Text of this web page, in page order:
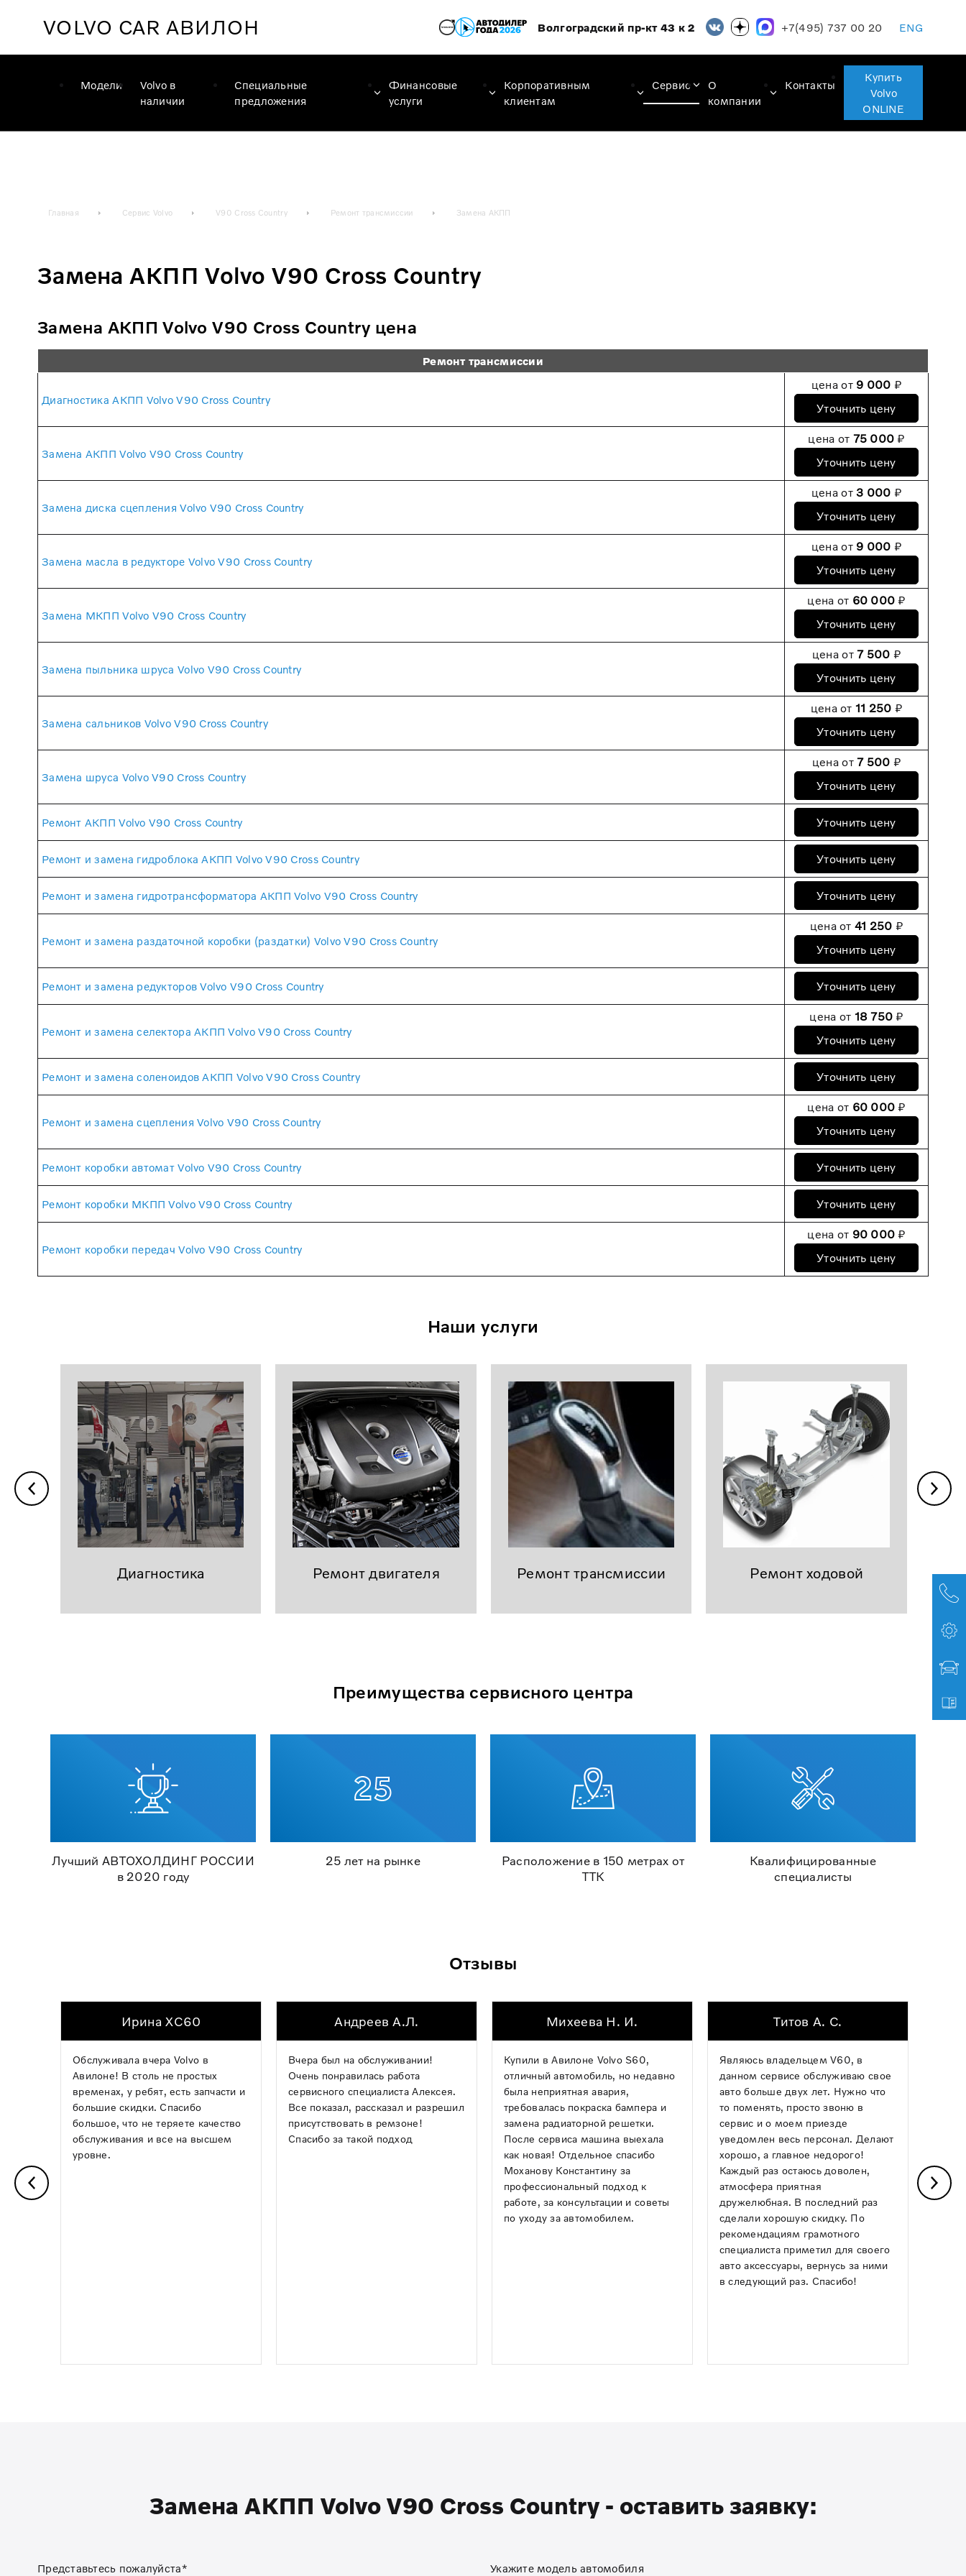
VOLVO CAR АВИЛОН Волгоградский пр-кт 43 к 2 +7(495) 737 00 20 ENG
Модели
Volvo в
наличии
Специальные
предложения
Финансовые
услуги
Корпоративным
клиентам
Сервис
О
компании
Контакты
Купить
Volvo
ONLINE
Главная Сервис Volvo V90 Cross Country Ремонт трансмиссии Замена АКПП
Замена АКПП Volvo V90 Cross Country
Замена АКПП Volvo V90 Cross Country цена
Ремонт трансмиссии
Диагностика АКПП Volvo V90 Cross Country
цена от 9 000 ₽
Уточнить цену
Замена АКПП Volvo V90 Cross Country
цена от 75 000 ₽
Уточнить цену
Замена диска сцепления Volvo V90 Cross Country
цена от3 000 ₽
Уточнить цену
Замена масла в редукторе Volvo V90 Cross Country
цена от 9 000 ₽
Уточнить цену
Замена МКПП Volvo V90 Cross Country
цена от 60 000 ₽
Уточнить цену
Замена пыльника шруса Volvo V90 Cross Country
цена от7 500 ₽
Уточнить цену
Замена сальников Volvo V90 Cross Country
цена от 11 250 ₽
Уточнить цену
Замена шруса Volvo V90 Cross Country
цена от7 500 ₽
Уточнить цену
Ремонт АКПП Volvo V90 Cross Country Уточнить цену
Ремонт и замена гидроблока АКПП Volvo V90 Cross Country Уточнить цену
Ремонт и замена гидротрансформатора АКПП Volvo V90 Cross Country Уточнить цену
Ремонт и замена раздаточной коробки (раздатки) Volvo V90 Cross Country
цена от 41 250 ₽
Уточнить цену
Ремонт и замена редукторов Volvo V90 Cross Country Уточнить цену
Ремонт и замена селектора АКПП Volvo V90 Cross Country
цена от 18 750 ₽
Уточнить цену
Ремонт и замена соленоидов АКПП Volvo V90 Cross Country Уточнить цену
Ремонт и замена сцепления Volvo V90 Cross Country
цена от 60 000 ₽
Уточнить цену
Ремонт коробки автомат Volvo V90 Cross Country Уточнить цену
Ремонт коробки МКПП Volvo V90 Cross Country Уточнить цену
Ремонт коробки передач Volvo V90 Cross Country
цена от 90 000 ₽
Уточнить цену
Наши услуги
Диагностика Ремонт двигателя Ремонт трансмиссии
Ремонт ходовой
Преимущества сервисного центра
Лучший АВТОХОЛДИНГ РОССИИ
в 2020 году
25 лет на рынке
Расположение в 150 метрах от
ТТК
Квалифицированные
специалисты
Отзывы
Ирина XC60
Обслуживала вчера Volvo в
Авилоне! В столь не простых
временах, у ребят, есть запчасти и
большие скидки. Спасибо
большое, что не теряете качество
обслуживания и все на высшем
уровне.
Андреев А.Л.
Вчера был на обслуживании!
Очень понравилась работа
сервисного специалиста Алексея.
Все показал, рассказал и разрешил
присутствовать в ремзоне!
Спасибо за такой подход
Михеева Н. И.
Купили в Авилоне Volvo S60,
отличный автомобиль, но недавно
была неприятная авария,
требовалась покраска бампера и
замена радиаторной решетки.
После сервиса машина выехала
как новая! Отдельное спасибо
Моханову Константину за
профессиональный подход к
работе, за консультации и советы
по уходу за автомобилем.
Титов А. С.
Являюсь владельцем V60, в
данном сервисе обслуживаю свое
авто больше двух лет. Нужно что
то поменять, просто звоню в
сервис и о моем приезде
уведомлен весь персонал. Делают
хорошо, а главное недорого!
Каждый раз остаюсь доволен,
атмосфера приятная
дружелюбная. В последний раз
сделали хорошую скидку. По
рекомендациям грамотного
специалиста приметил для своего
авто аксессуары, вернусь за ними
в следующий раз. Спасибо!
Замена АКПП Volvo V90 Cross Country - оставить заявку:
Представьтесь пожалуйста* Укажите модель автомобиля